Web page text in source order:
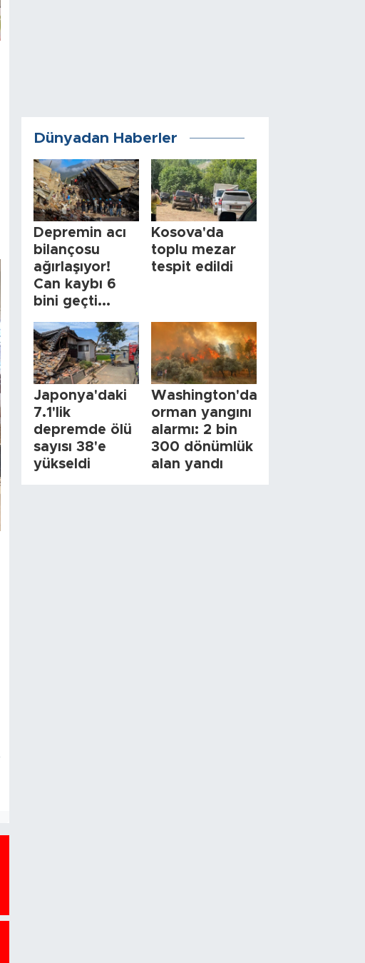
Dünyadan Haberler
Depremin acı
bilançosu
ağırlaşıyor!
Can kaybı 6
bini geçti...
Kosova'da
toplu mezar
tespit edildi
Japonya'daki
7.1'lik
depremde ölü
sayısı 38'e
yükseldi
Washington'da
orman yangını
alarmı: 2 bin
300 dönümlük
alan yandı